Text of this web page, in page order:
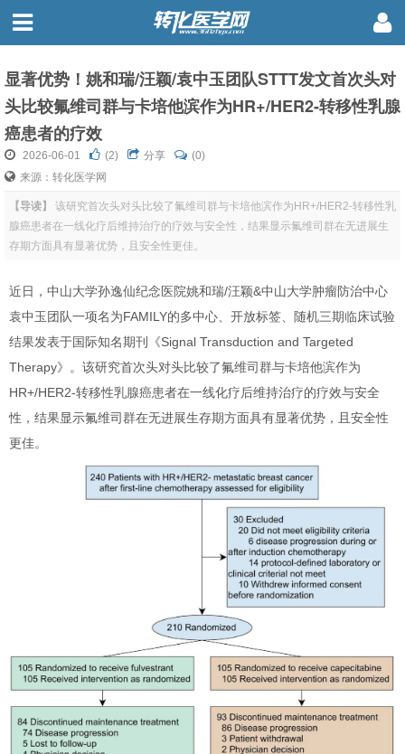
显著优势！姚和瑞/汪颖/袁中玉团队STTT发文首次头对
头比较氟维司群与卡培他滨作为HR+/HER2-转移性乳腺
癌患者的疗效
2026-06-01 (2) 分享
(0)
来源：转化医学网
【导读】
该研究首次头对头比较了氟维司群与卡培他滨作为HR+/HER2-转移性乳
腺癌患者在一线化疗后维持治疗的疗效与安全性，结果显示氟维司群在无进展生
存期方面具有显著优势，且安全性更佳。
近日，中山大学孙逸仙纪念医院姚和瑞/汪颖&中山大学肿瘤防治中心
袁中玉团队一项名为FAMILY的多中心、开放标签、随机三期临床试验
结果发表于国际知名期刊《Signal Transduction and Targeted
Therapy》
。该研究首次头对头比较了氟维司群与卡培他滨作为
HR+/HER2-转移性乳腺癌患者在一线化疗后维持治疗的疗效与安全
性，结果显示氟维司群在无进展生存期方面具有显著优势，且安全性
更佳。